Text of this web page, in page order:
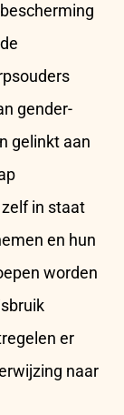
gender-
gelinkt aan
in staat
en hun
worden
er
naar